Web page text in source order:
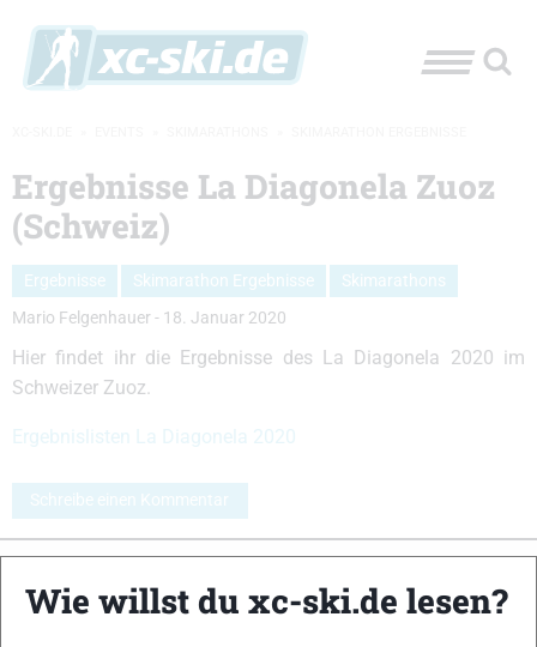
Ergebnisse La Diagonela Zuoz
(Schweiz)
Ergebnisse Skimarathon Ergebnisse
Skimarathons
Mario Felgenhauer - 18. Januar 2020
Hier findet ihr die Ergebnisse des La Diagonela 2020 im
Schweizer Zuoz.
Ergebnislisten La Diagonela 2020
Schreibe einen Kommentar
News aus dem Skilanglauf, Biathlon und der Nordischen
Wie willst du xc-ski.de lesen?